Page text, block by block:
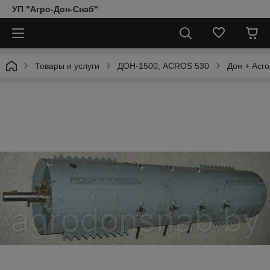
УП "Агро-Дон-Снаб"
Товары и услуги ДОН-1500, АCROS 530 Дон +